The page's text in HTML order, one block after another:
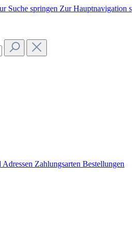
Suche springen Zur Hauptnavigation
Adressen Zahlungsarten Bestellungen